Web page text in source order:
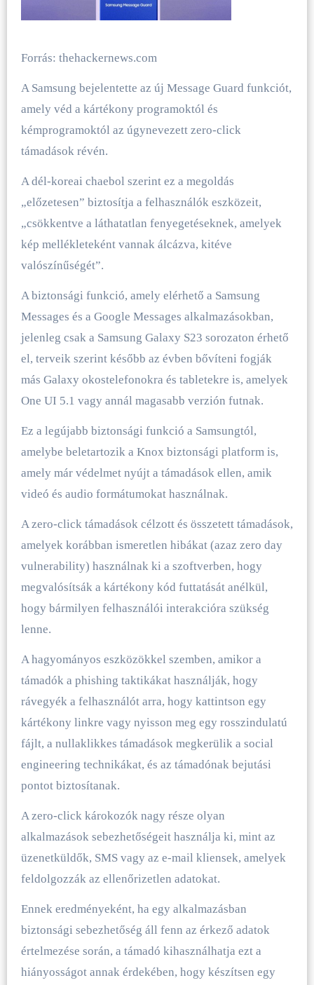
Forrás: thehackernews.com
A Samsung bejelentette az új Message Guard funkciót,
amely véd a kártékony programoktól és
kémprogramoktól az úgynevezett zero-click
támadások révén.
A dél-koreai chaebol szerint ez a megoldás
„előzetesen” biztosítja a felhasználók eszközeit,
„csökkentve a láthatatlan fenyegetéseknek, amelyek
kép mellékleteként vannak álcázva, kitéve
valószínűségét”.
A biztonsági funkció, amely elérhető a Samsung
Messages és a Google Messages alkalmazásokban,
jelenleg csak a Samsung Galaxy S23 sorozaton érhető
el, terveik szerint később az évben bővíteni fogják
más Galaxy okostelefonokra és tabletekre is, amelyek
One UI 5.1 vagy annál magasabb verzión futnak.
Ez a legújabb biztonsági funkció a Samsungtól,
amelybe beletartozik a Knox biztonsági platform is,
amely már védelmet nyújt a támadások ellen, amik
videó és audio formátumokat használnak.
A zero-click támadások célzott és összetett támadások,
amelyek korábban ismeretlen hibákat (azaz zero day
vulnerability) használnak ki a szoftverben, hogy
megvalósítsák a kártékony kód futtatását anélkül,
hogy bármilyen felhasználói interakcióra szükség
lenne.
A hagyományos eszközökkel szemben, amikor a
támadók a phishing taktikákat használják, hogy
rávegyék a felhasználót arra, hogy kattintson egy
kártékony linkre vagy nyisson meg egy rosszindulatú
fájlt, a nullaklikkes támadások megkerülik a social
engineering technikákat, és az támadónak bejutási
pontot biztosítanak.
A zero-click károkozók nagy része olyan
alkalmazások sebezhetőségeit használja ki, mint az
üzenetküldők, SMS vagy az e-mail kliensek, amelyek
feldolgozzák az ellenőrizetlen adatokat.
Ennek eredményeként, ha egy alkalmazásban
biztonsági sebezhetőség áll fenn az érkező adatok
értelmezése során, a támadó kihasználhatja ezt a
hiányosságot annak érdekében, hogy készítsen egy